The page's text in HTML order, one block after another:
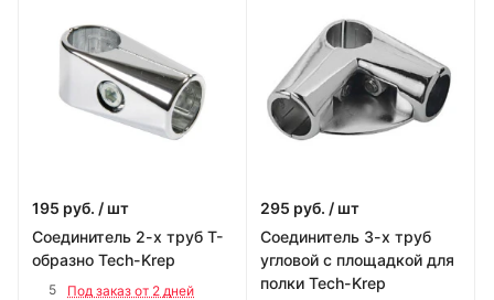
195 руб. / шт
Соединитель 2-х труб Т-
образно Tech-Krep
5
Под заказ от 2 дней
295 руб. / шт
Соединитель 3-х труб
угловой с площадкой для
полки Tech-Krep